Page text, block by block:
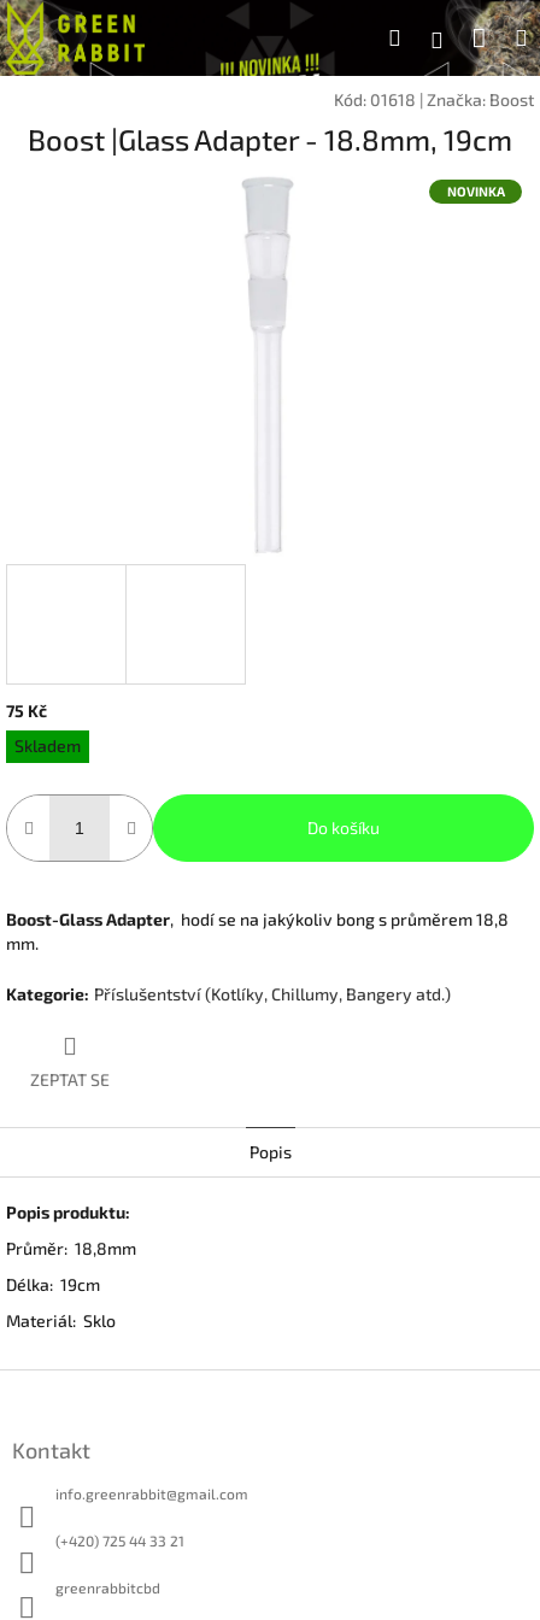
Přejít
na
obsah
Hledat
Kód: 01618 |Značka: Boost
Boost |Glass Adapter - 18.8mm, 19cm
NOVINKA
75 Kč
Měrná
cena:
Skladem
Do košíku
Boost-Glass Adapter, hodí se na jakýkoliv bong s průměrem 18,8
mm.
Kategorie: Příslušentství (Kotlíky, Chillumy, Bangery atd.)
ZEPTAT SE
Popis
Popis produktu:
Průměr: 18,8mm
Délka: 19cm
Materiál: Sklo
Kontakt
info.greenrabbit@gmail.com
(+420) 725 44 33 21
greenrabbitcbd